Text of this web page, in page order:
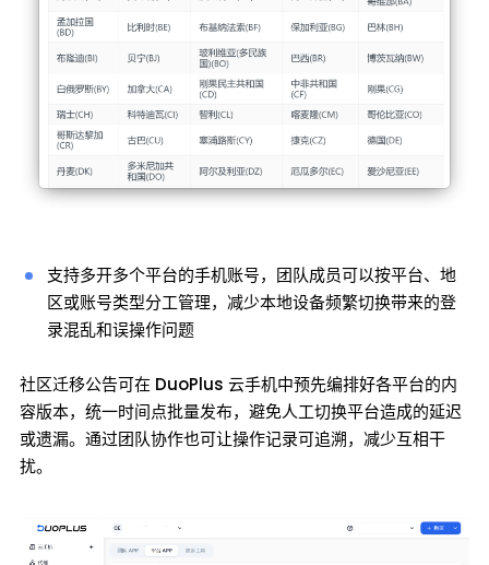
支持多开多个平台的手机账号，团队成员可以按平台、地
区或账号类型分工管理，减少本地设备频繁切换带来的登
录混乱和误操作问题
社区迁移公告可在 DuoPlus 云手机中预先编排好各平台的内
容版本，统一时间点批量发布，避免人工切换平台造成的延迟
或遗漏。通过团队协作也可让操作记录可追溯，减少互相干
扰。